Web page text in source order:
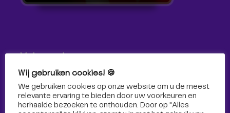
Volg ons!
Volg Omroep Tilburg niet alleen hier, maar ook via social
media!
Wij gebruiken cookies! 🍪
We gebruiken cookies op onze website om u de meest
relevante ervaring te bieden door uw voorkeuren en
herhaalde bezoeken te onthouden. Door op "Alles